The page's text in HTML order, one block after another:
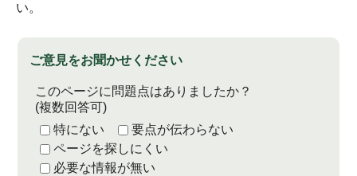
い。
ご意見をお聞かせください
このページに問題点はありましたか？
(複数回答可)
特にない
要点が伝わらない
ページを探しにくい
必要な情報が無い